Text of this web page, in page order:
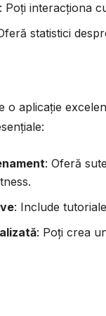
: Poți interacționa
statistici
o aplicație
: Oferă
: Include
: Poți crea